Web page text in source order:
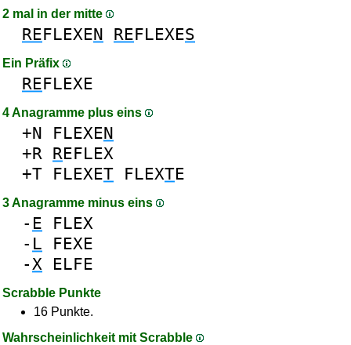
2 mal in der mitte
REFLEXEN REFLEXES
Ein Präfix
REFLEXE
4 Anagramme plus eins
+N FLEXEN
+R REFLEX
+T FLEXET FLEXTE
3 Anagramme minus eins
- E
FLEX
- L
FEXE
-X ELFE
Scrabble Punkte
16 Punkte.
Wahrscheinlichkeit mit Scrabble